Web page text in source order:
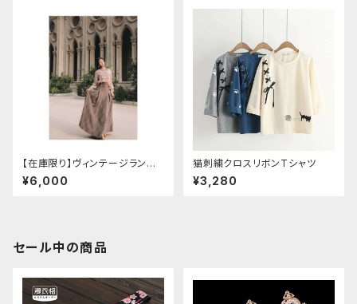
【在庫限り】ヴィンテージランタ
ン袖フリルブラウス＋チェックハ
イウエストスカートセット
¥6,000
猫刺繍クロスリボンTシャツ
¥3,280
セール中の商品